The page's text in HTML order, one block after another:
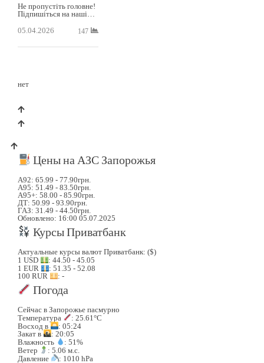
Не пропустіть головне!
Підпишіться на наші…
05.04.2026 147
нет
Цены на АЗС Запорожья
А92: 65.99 - 77.90грн.
А95: 51.49 - 83.50грн.
А95+: 58.00 - 85.90грн.
ДТ: 50.99 - 93.90грн.
ГАЗ: 31.49 - 44.50грн.
Обновлено: 16:00 05.07.2025
Курсы Приватбанк
Актуальные курсы валют Приватбанк: ($)
1 USD
: 44.50 - 45.05
1 EUR
: 51.35 - 52.08
100 RUR
: -
Погода
Сейчас в Запорожье пасмурно
Температура
: 25.61°C
Восход в
: 05:24
Закат в
: 20:05
Влажность
: 51%
Ветер
: 5.06 м.с.
Давление
: 1010 hPa